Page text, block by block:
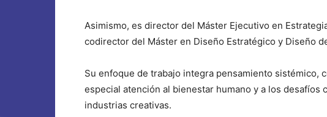
Asimismo, es director del Máster Ejecutivo en
codirector del Máster en Diseño Estratégico y Diseño
Su enfoque de trabajo integra pensamiento sistémico,
especial atención al bienestar humano y a los desafíos
industrias creativas.